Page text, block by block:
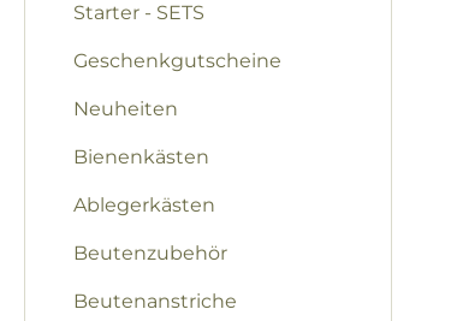
Starter - SETS
Geschenkgutscheine
Neuheiten
Bienenkästen
Ablegerkästen
Beutenzubehör
Beutenanstriche